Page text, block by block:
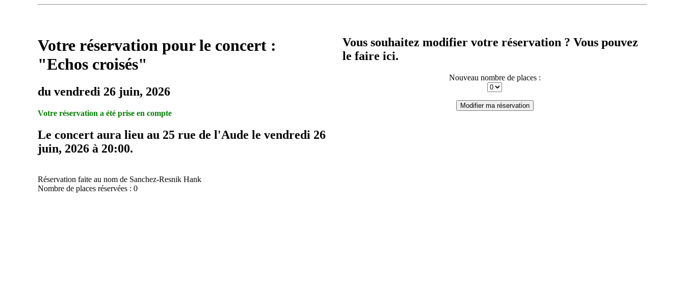
Votre réservation pour le concert :
"Echos croisés"
du vendredi 26 juin, 2026
Votre réservation a été prise en compte
Le concert aura lieu au 25 rue de l'Aude le vendredi 26
juin, 2026 à 20:00.
Réservation faite au nom de Sanchez-Resnik Hank
Nombre de places réservées : 0
Vous souhaitez modifier votre réservation ? Vous pouvez
le faire ici.
Nouveau nombre de places :